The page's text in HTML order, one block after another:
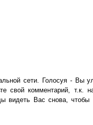
сети. Голосуя - Вы
свой комментарий, т.к.
Вас снова, чтобы